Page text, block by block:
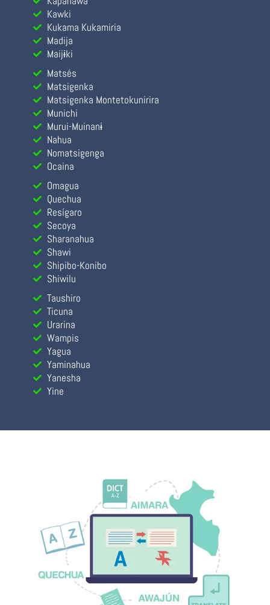
Kawki
Kukama Kukamiria
Madija
Maijɨki
Matsés
Matsigenka
Matsigenka Montetokunirira
Munichi
Murui-Muinanɨ
Nahua
Nomatsigenga
Ocaina
Omagua
Quechua
Resígaro
Secoya
Sharanahua
Shawi
Shipibo-Konibo
Shiwilu
Taushiro
Ticuna
Urarina
Wampis
Yagua
Yaminahua
Yanesha
Yine